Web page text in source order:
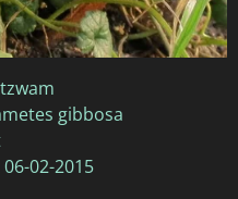
gibbosa
02-2015